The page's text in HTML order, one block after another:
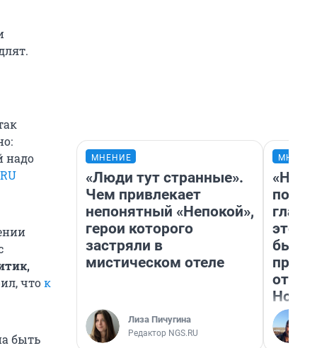
надо
чток
быть
МНЕНИЕ
«Люди тут странные».
Чем привлекает
непонятный «Непокой»,
герои которого
застряли в
мистическом отеле
Лиза Пичугина
Редактор NGS.RU
этого
бьет